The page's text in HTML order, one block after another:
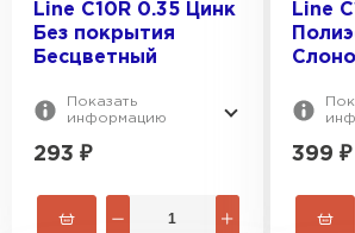
Line C10R 0.35 Цинк
Без покрытия
Бесцветный
Показать
информацию
293 ₽
Line
399 ₽